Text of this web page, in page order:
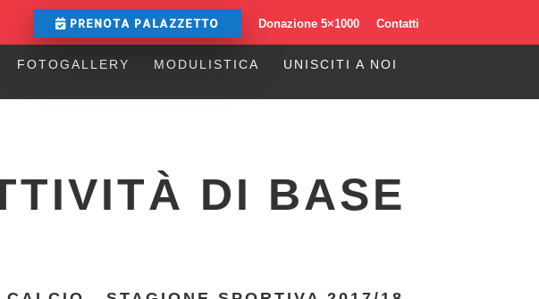
PRENOTA PALAZZETTO Donazione 5×1000 Contatti
FOTOGALLERY MODULISTICA UNISCITI A NOI
DI BASE